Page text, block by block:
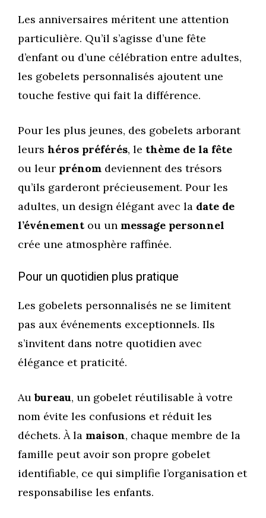
Les anniversaires méritent une attention
particulière. Qu’il s’agisse d’une fête
d’enfant ou d’une célébration entre adultes,
les gobelets personnalisés ajoutent une
touche festive qui fait la différence.
Pour les plus jeunes, des gobelets arborant
leurs héros préférés, le thème de la fête
ou leur prénom deviennent des trésors
qu’ils garderont précieusement. Pour les
adultes, un design élégant avec la date de
l’événement ou un message personnel
crée une atmosphère raffinée.
Pour un quotidien plus pratique
Les gobelets personnalisés ne se limitent
pas aux événements exceptionnels. Ils
s’invitent dans notre quotidien avec
élégance et praticité.
Aubureau, un gobelet réutilisable à votre
nom évite les confusions et réduit les
déchets. À la maison, chaque membre de la
famille peut avoir son propre gobelet
identifiable, ce qui simplifie l’organisation et
responsabilise les enfants.